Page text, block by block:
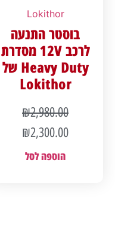
Lokithor
בוסטר התנעה
לרכב 12V מסדרת
Heavy Duty של
Lokithor
₪2,980.00
₪2,300.00
הוספה לסל